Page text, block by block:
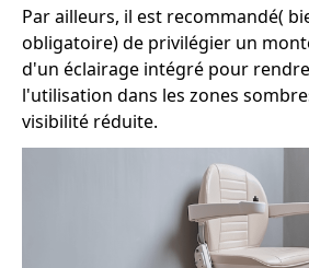
Par ailleurs, il est recommandé(
obligatoire) de privilégier un
d'un éclairage intégré pour
l'utilisation dans les zones
visibilité réduite.